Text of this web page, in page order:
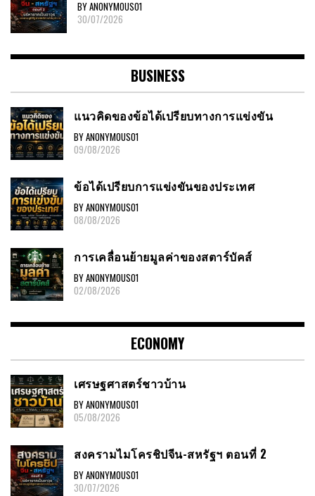
BY ANONYMOUS01
30/07/2026
BUSINESS
แนวคิดของข้อได้เปรียบทางการแข่งขัน
BY ANONYMOUS01
09/08/2026
ข้อได้เปรียบการแข่งขันของประเทศ
BY ANONYMOUS01
08/08/2026
การเคลื่อนย้ายมูลค่าของสตาร์บัคส์
BY ANONYMOUS01
02/08/2026
ECONOMY
เศรษฐศาสตร์ชาวบ้าน
BY ANONYMOUS01
05/08/2026
สงครามไมโครชิปจีน-สหรัฐฯ ตอนที่ 2
BY ANONYMOUS01
30/07/2026